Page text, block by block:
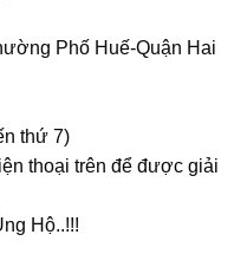
Phố Huế-Quận Hai
thứ 7)
thoại trên để được giải
Hộ..!!!